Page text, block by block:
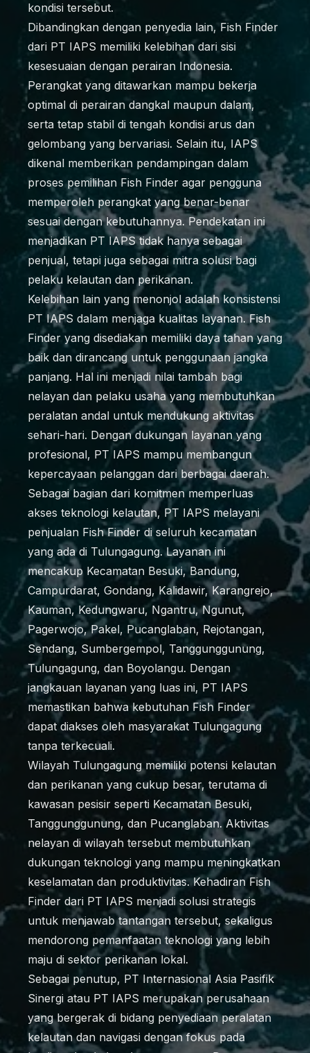
kondisi tersebut.
Dibandingkan dengan penyedia lain, Fish Finder
dari PT IAPS memiliki kelebihan dari sisi
kesesuaian dengan perairan Indonesia.
Perangkat yang ditawarkan mampu bekerja
optimal di perairan dangkal maupun dalam,
serta tetap stabil di tengah kondisi arus dan
gelombang yang bervariasi. Selain itu, IAPS
dikenal memberikan pendampingan dalam
proses pemilihan Fish Finder agar pengguna
memperoleh perangkat yang benar-benar
sesuai dengan kebutuhannya. Pendekatan ini
menjadikan PT IAPS tidak hanya sebagai
penjual, tetapi juga sebagai mitra solusi bagi
pelaku kelautan dan perikanan.
Kelebihan lain yang menonjol adalah konsistensi
PT IAPS dalam menjaga kualitas layanan. Fish
Finder yang disediakan memiliki daya tahan yang
baik dan dirancang untuk penggunaan jangka
panjang. Hal ini menjadi nilai tambah bagi
nelayan dan pelaku usaha yang membutuhkan
peralatan andal untuk mendukung aktivitas
sehari-hari. Dengan dukungan layanan yang
profesional, PT IAPS mampu membangun
kepercayaan pelanggan dari berbagai daerah.
Sebagai bagian dari komitmen memperluas
akses teknologi kelautan, PT IAPS melayani
penjualan Fish Finder di seluruh kecamatan
yang ada di Tulungagung. Layanan ini
mencakup Kecamatan Besuki, Bandung,
Campurdarat, Gondang, Kalidawir, Karangrejo,
Kauman, Kedungwaru, Ngantru, Ngunut,
Pagerwojo, Pakel, Pucanglaban, Rejotangan,
Sendang, Sumbergempol, Tanggunggunung,
Tulungagung, dan Boyolangu. Dengan
jangkauan layanan yang luas ini, PT IAPS
memastikan bahwa kebutuhan Fish Finder
dapat diakses oleh masyarakat Tulungagung
tanpa terkecuali.
Wilayah Tulungagung memiliki potensi kelautan
dan perikanan yang cukup besar, terutama di
kawasan pesisir seperti Kecamatan Besuki,
Tanggunggunung, dan Pucanglaban. Aktivitas
nelayan di wilayah tersebut membutuhkan
dukungan teknologi yang mampu meningkatkan
keselamatan dan produktivitas. Kehadiran Fish
Finder dari PT IAPS menjadi solusi strategis
untuk menjawab tantangan tersebut, sekaligus
mendorong pemanfaatan teknologi yang lebih
maju di sektor perikanan lokal.
Sebagai penutup, PT Internasional Asia Pasifik
Sinergi atau PT IAPS merupakan perusahaan
yang bergerak di bidang penyediaan peralatan
kelautan dan navigasi dengan fokus pada